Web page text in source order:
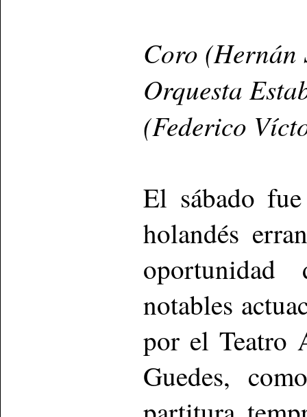
Coro (Hernán
Orquesta
(Federico
El sábado
holandés
oportunidad
notables
por el Teatro
Guedes,